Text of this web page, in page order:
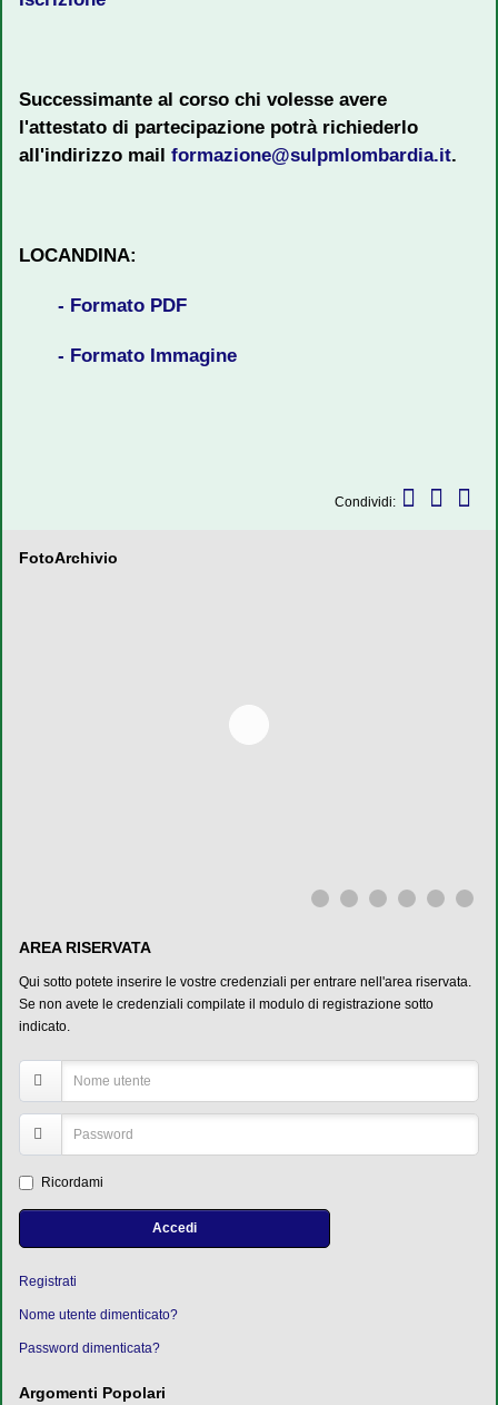
Successimante al corso chi volesse avere
l'attestato di partecipazione potrà richiederlo
all'indirizzo mail formazione@sulpmlombardia.it.
LOCANDINA:
- Formato PDF
- Formato Immagine
Condividi:
FotoArchivio
AREA RISERVATA
Qui sotto potete inserire le vostre credenziali per entrare nell'area riservata.
Se non avete le credenziali compilate il modulo di registrazione sotto
indicato.
Ricordami
Accedi
Registrati
Nome utente dimenticato?
Password dimenticata?
Argomenti Popolari